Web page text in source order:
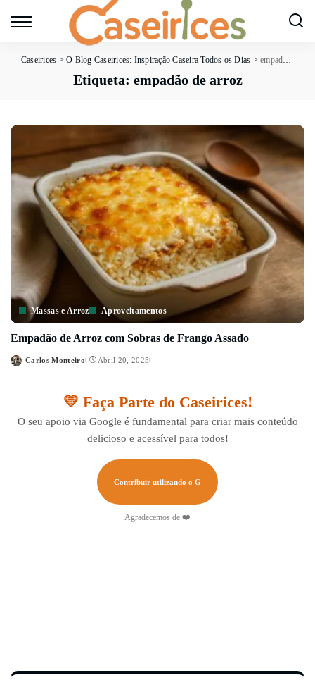
Caseirices >O Blog Caseirices: Inspiração Caseira Todos os Dias >empadão de arroz
Etiqueta: empadão de arroz
Massas e Arroz Aproveitamentos
Empadão de Arroz com Sobras de Frango Assado
Posted
Carlos Monteiro Abril 20, 2025
💛 Faça Parte do Caseirices!
O seu apoio via Google é fundamental para criar mais conteúdo
delicioso e acessível para todos!
Contribuir utilizando o G
Agradecemos de ❤️